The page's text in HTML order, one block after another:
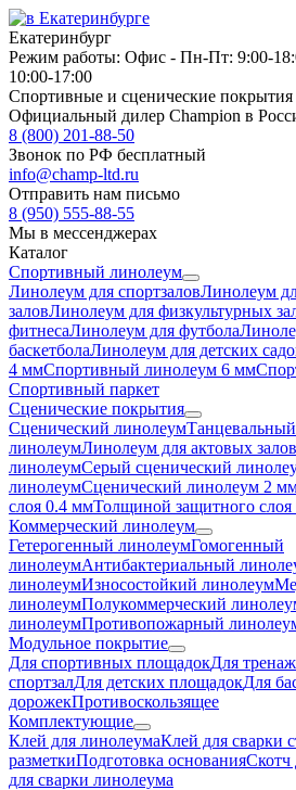
Екатеринбург
Режим работы: Офис - Пн-Пт: 9:00-
10:00-17:00
Спортивные и сценические покрытия
Официальный дилер Champion в
8 (800) 201-88-50
Звонок по РФ бесплатный
info@champ-ltd.ru
Отправить нам письмо
8 (950) 555-88-55
Мы в мессенджерах
Каталог
Спортивный линолеум
Линолеум для спортзаловЛинолеум
заловЛинолеум для физкультурных
фитнесаЛинолеум для футбола
баскетболаЛинолеум для детских
4 ммСпортивный линолеум 6 мм
Спортивный паркет
Сценические покрытия
Сценический линолеум
линолеумЛинолеум для актовых залов
линолеумСерый сценический
линолеумСценический линолеум 2
слоя 0.4 ммТолщиной защитного
Коммерческий линолеум
Гетерогенный линолеумГомогенный
линолеумАнтибактериальный
линолеумИзносостойкий линолеум
линолеумПолукоммерческий
линолеумПротивопожарный
Модульное покрытие
Для спортивных площадокДля
спортзалДля детских площадокДля
дорожекПротивоскользящее
Комплектующие
Клей для линолеумаКлей для сварки
разметкиПодготовка основанияСкотч
для сварки линолеума